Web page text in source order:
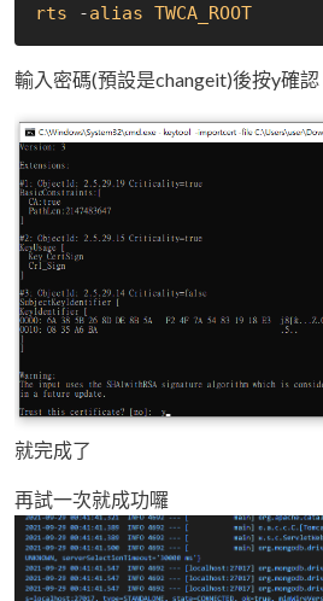
rts -alias TWCA_ROOT
輸入密碼(預設是changeit)後按y確認
就完成了
再試一次就成功囉